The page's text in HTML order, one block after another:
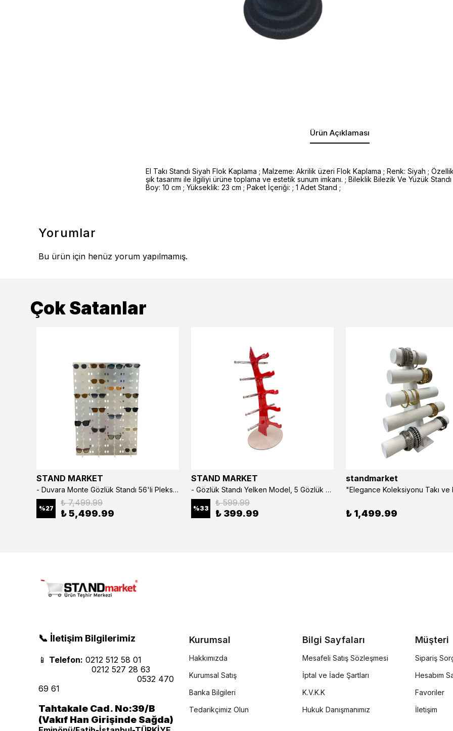
Ürün Açıklaması
El Takı Standı Siyah Flok Kaplama ; Malzeme: Akrilik üzeri Flok Kaplama ; Renk: Siyah ;
şık tasarımı ile ilgiliyi ürüne toplama ve estetik sunum imkanı. ; Bileklik Bilezik Ve Yüzük Standı
Boy: 10 cm ; Yükseklik: 23 cm ; Paket İçeriği: ; 1 Adet Stand ;
Yorumlar
Bu ürün için henüz yorum yapılmamış.
Çok Satanlar
STAND MARKET
- Duvara Monte Gözlük Standı 56'li Pleksi Glass | 99x67 cm Gözlük Teşhir Standı
%27
₺ 7,499.99
₺ 5,499.99
STAND MARKET
- Gözlük Standı Yelken Model, 5 Gözlük Kapasiteli Standı Kırmızı
%33
₺ 599.99
₺ 399.99
standmarket
₺ 1,499.99
Kurumsal
Hakkımızda
Kurumsal Satış
Banka Bilgileri
Tedarikçimiz Olun
Bilgi Sayfaları
Mesafeli Satış Sözleşmesi
İptal ve İade Şartları
K.V.K.K
Hukuk Danışmanımız
Müşteri
Sipariş
Hesabım
Favoriler
İletişim
📞 İletişim Bilgilerimiz
📱 Telefon: 0212 512 58 01
0212 527 28 63
0532 470
69 61
Tahtakale Cad. No:39/B
(Vakıf Han Girişinde Sağda)